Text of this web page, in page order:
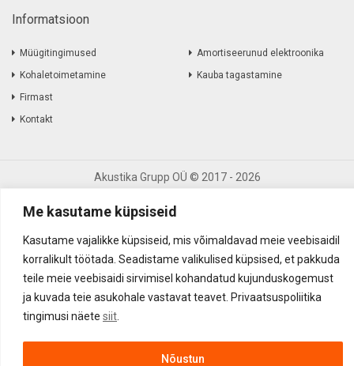
Me kasutame küpsiseid
Kasutame vajalikke küpsiseid, mis võimaldavad meie veebisaidil
korralikult töötada. Seadistame valikulised küpsised, et pakkuda
teile meie veebisaidi sirvimisel kohandatud kujunduskogemust
ja kuvada teie asukohale vastavat teavet. Privaatsuspoliitika
tingimusi näete siit
Nõustun
Informatsioon
Müügitingimused
Kohaletoimetamine
Firmast
Kontakt
Amortiseerunud elektroonika
Kauba tagastamine
Akustika Grupp OÜ © 2017- 2026